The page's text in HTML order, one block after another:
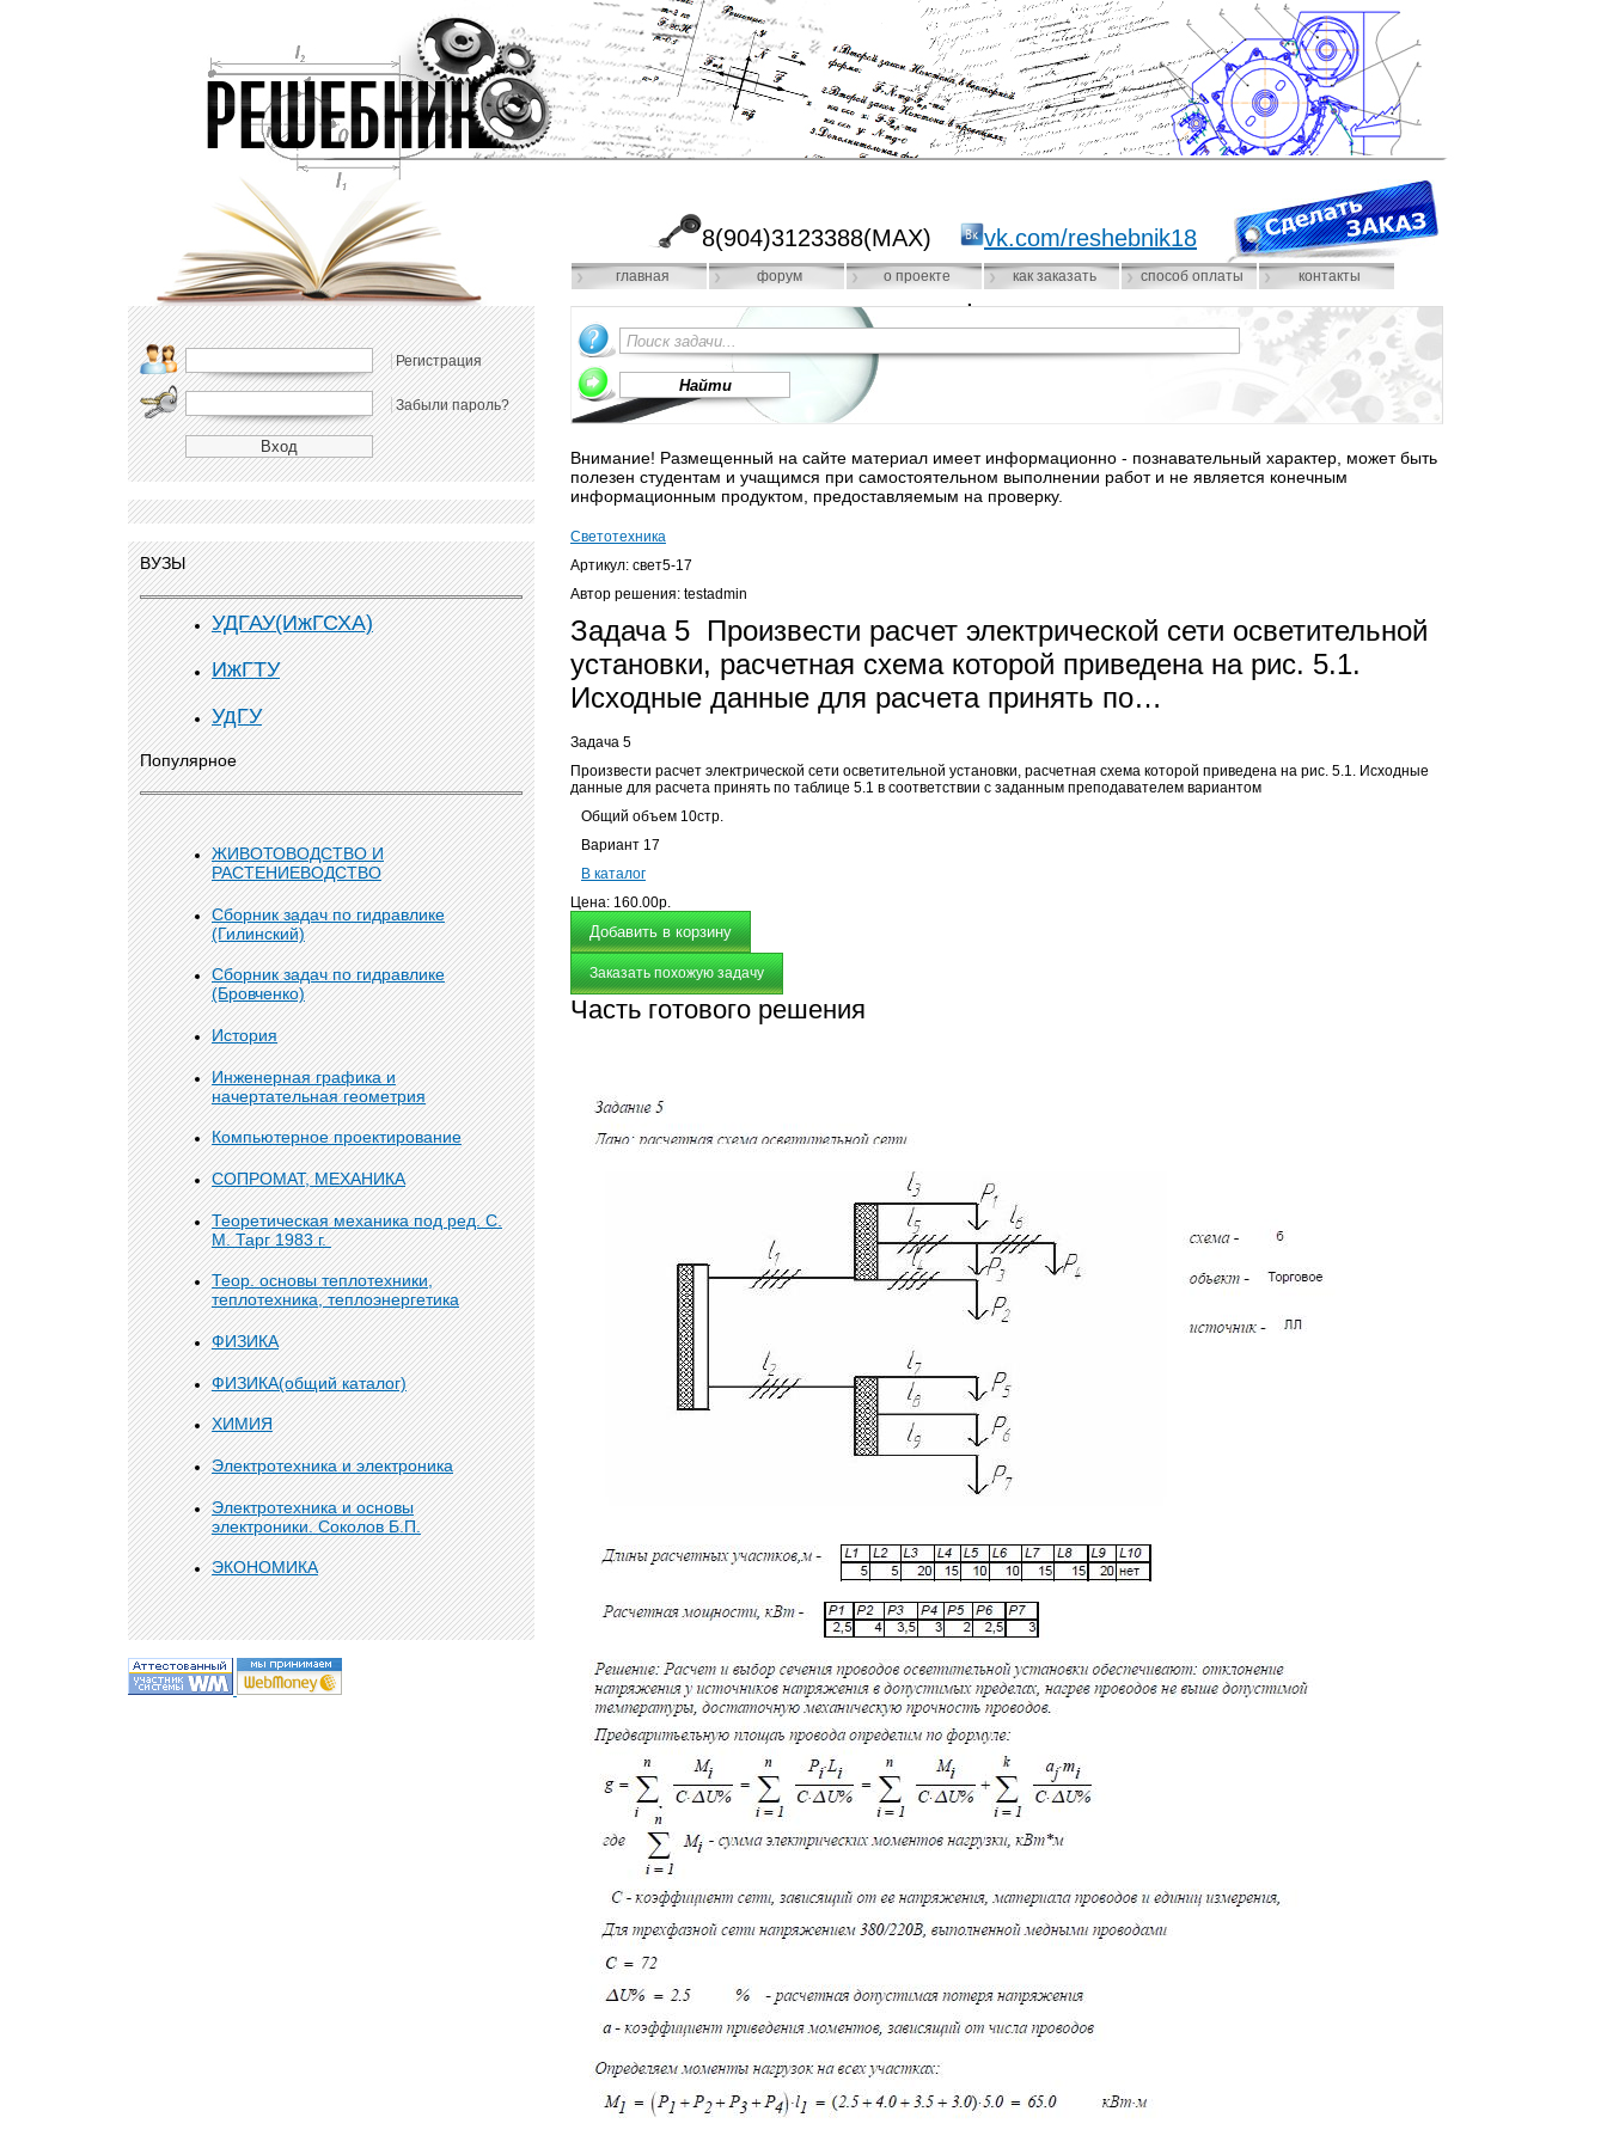
8(904)3123388(MAX) vk.com/reshebnik18
главная форум о проекте как заказать способ оплаты контакты
Регистрация
Забыли пароль?
ВУЗЫ
УДГАУ(ИжГСХА)
ИжГТУ
УдГУ
Популярное
ЖИВОТОВОДСТВО И
РАСТЕНИЕВОДСТВО
Сборник задач по гидравлике
(Гилинский)
Сборник задач по гидравлике
(Бровченко)
История
Инженерная графика и
начертательная геометрия
Компьютерное проектирование
СОПРОМАТ, МЕХАНИКА
Теоретическая механика под ред. С.
М. Тарг 1983 г.
Теор. основы теплотехники,
теплотехника, теплоэнергетика
ФИЗИКА
ФИЗИКА(общий каталог)
ХИМИЯ
Электротехника и электроника
Электротехника и основы
электроники. Соколов Б.П.
ЭКОНОМИКА
Внимание! Размещенный на сайте материал имеет информационно - познавательный характер, может быть
полезен студентам и учащимся при самостоятельном выполнении работ и не является конечным
информационным продуктом, предоставляемым на проверку.
Светотехника
Артикул: свет5-17
Автор решения: testadmin
Задача 5 Произвести расчет электрической сети осветительной
установки, расчетная схема которой приведена на рис. 5.1.
Исходные данные для расчета принять по…
Задача 5
Произвести расчет электрической сети осветительной установки, расчетная схема которой приведена на рис. 5.1. Исходные
данные для расчета принять по таблице 5.1 в соответствии с заданным преподавателем вариантом
Общий объем 10стр.
Вариант 17
В каталог
Цена: 160.00р.
Заказать похожую задачу
Часть готового решения